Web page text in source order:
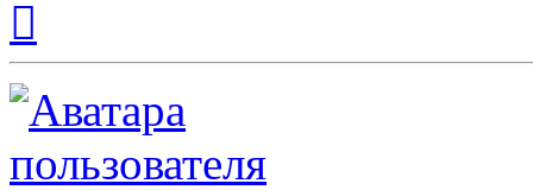
началу